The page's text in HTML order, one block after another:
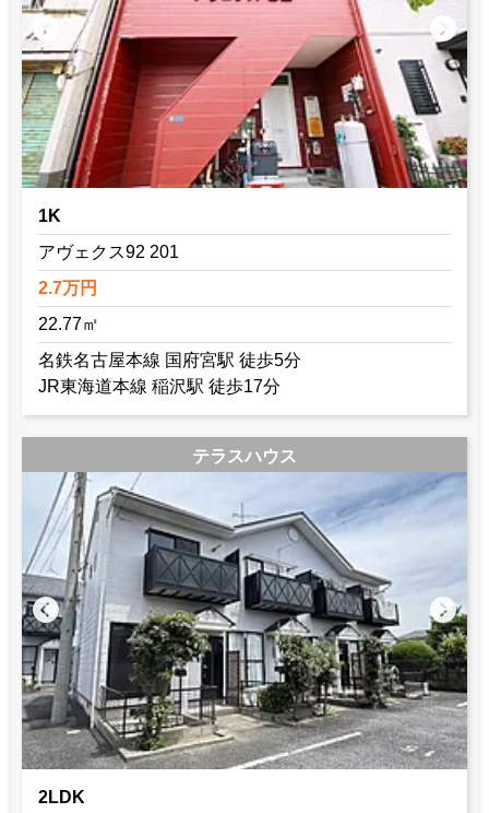
1K
アヴェクス92 201
2.7万円
22.77㎡
名鉄名古屋本線 国府宮駅 徒歩5分
JR東海道本線 稲沢駅 徒歩17分
テラスハウス
2LDK